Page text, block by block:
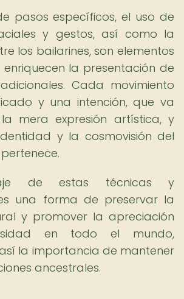
pasos específicos, el uso de
y gestos, así como la
los bailarines, son elementos
enriquecen la presentación de
Cada movimiento
y una intención, que va
mera expresión artística, y
y la cosmovisión del
de estas técnicas y
una forma de preservar la
y promover la apreciación
en todo el mundo,
la importancia de mantener
ancestrales.